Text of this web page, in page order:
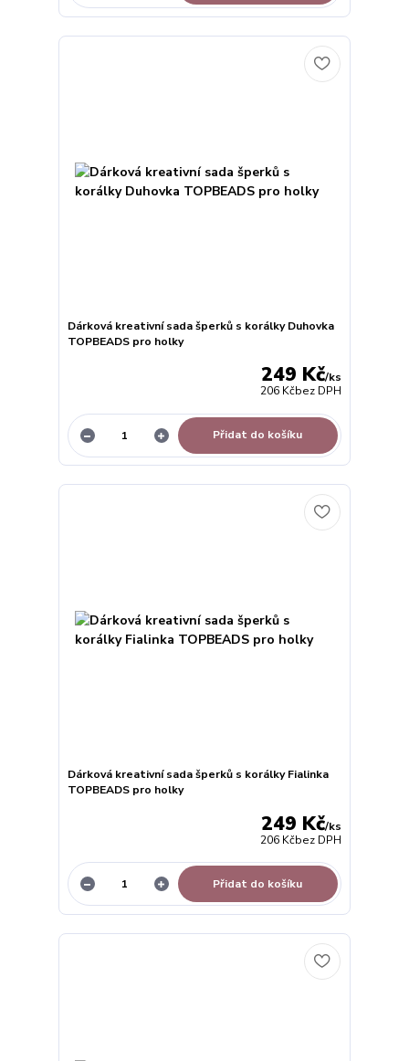
Dárková kreativní sada šperků s korálky Duhovka
TOPBEADS pro holky
249 Kč/ks
206 Kčbez DPH
Přidat do košíku
Dárková kreativní sada šperků s korálky Fialinka
TOPBEADS pro holky
249 Kč/ks
206 Kčbez DPH
Přidat do košíku